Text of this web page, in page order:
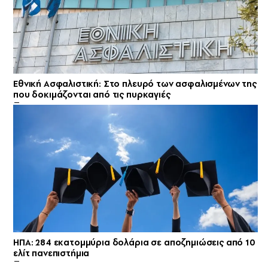
Εθνική Ασφαλιστική: Στο πλευρό των ασφαλισμένων της
που δοκιμάζονται από τις πυρκαγιές
ΗΠΑ: 284 εκατομμύρια δολάρια σε αποζημιώσεις από 10
ελίτ πανεπιστήμια